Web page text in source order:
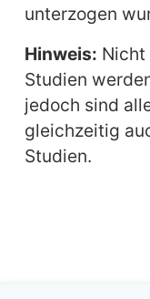
unterzogen
Hinweis: Nicht
Studien
jedoch sind
gleichzeitig
Studien.